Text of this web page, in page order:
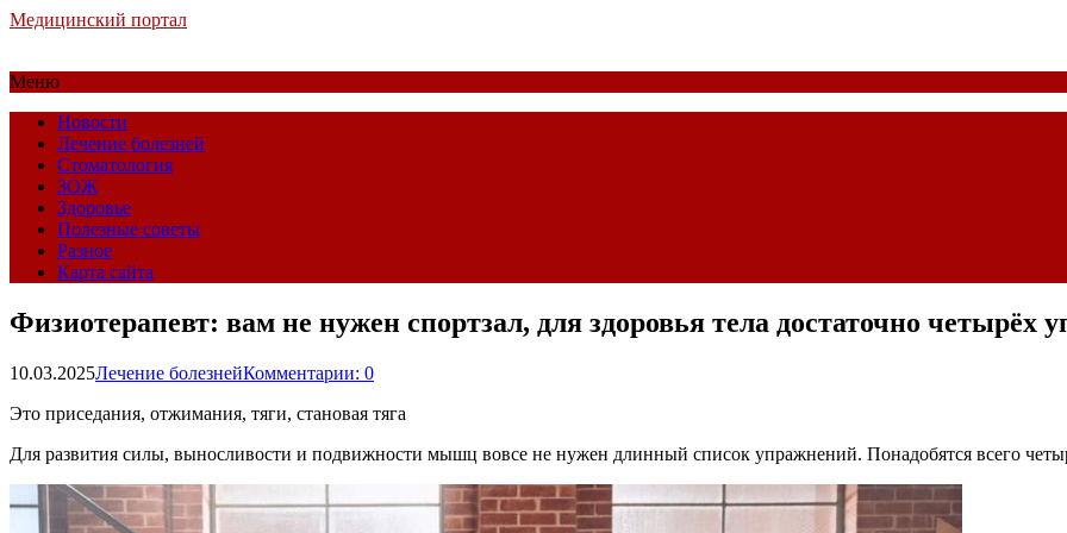
Медицинский портал
Меню
Новости
Лечение болезней
Стоматология
ЗОЖ
Здоровье
Полезные советы
Разное
Карта сайта
Физиотерапевт: вам не нужен спортзал, для здоровья тела достаточно четырёх
10.03.2025Лечение болезнейКомментарии: 0
Это приседания, отжимания, тяги, становая тяга
Для развития силы, выносливости и подвижности мышц вовсе не нужен длинный список упражнений. Понадобятся всего